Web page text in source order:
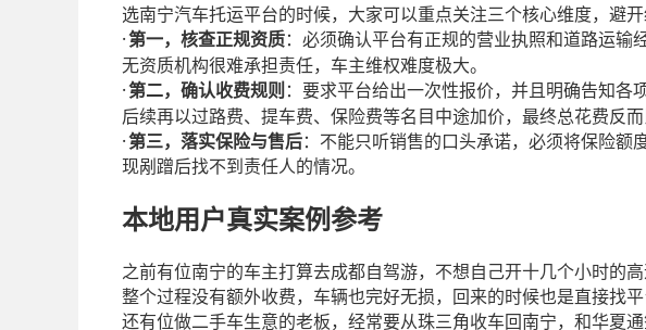
选南宁汽车托运平台的时候，大家可以重点关注三个核心维度，避开
·第一，核查正规资质：必须确认平台有正规的营业执照和道路运输
无资质机构很难承担责任，车主维权难度极大。
·第二，确认收费规则 ：要求平台给出一次性报价，并且明确告知各
后续再以过路费、提车费、保险费等名目中途加价，最终总花费反而
·第三，落实保险与售后：不能只听销售的口头承诺，必须将保险额
现剐蹭后找不到责任人的情况。
本地用户真实案例参考
之前有位南宁的车主打算去成都自驾游，不想自己开十几个小时的
整个过程没有额外收费，车辆也完好无损，回来的时候也是直接找
还有位做二手车生意的老板，经常要从珠三角收车回南宁，和华夏